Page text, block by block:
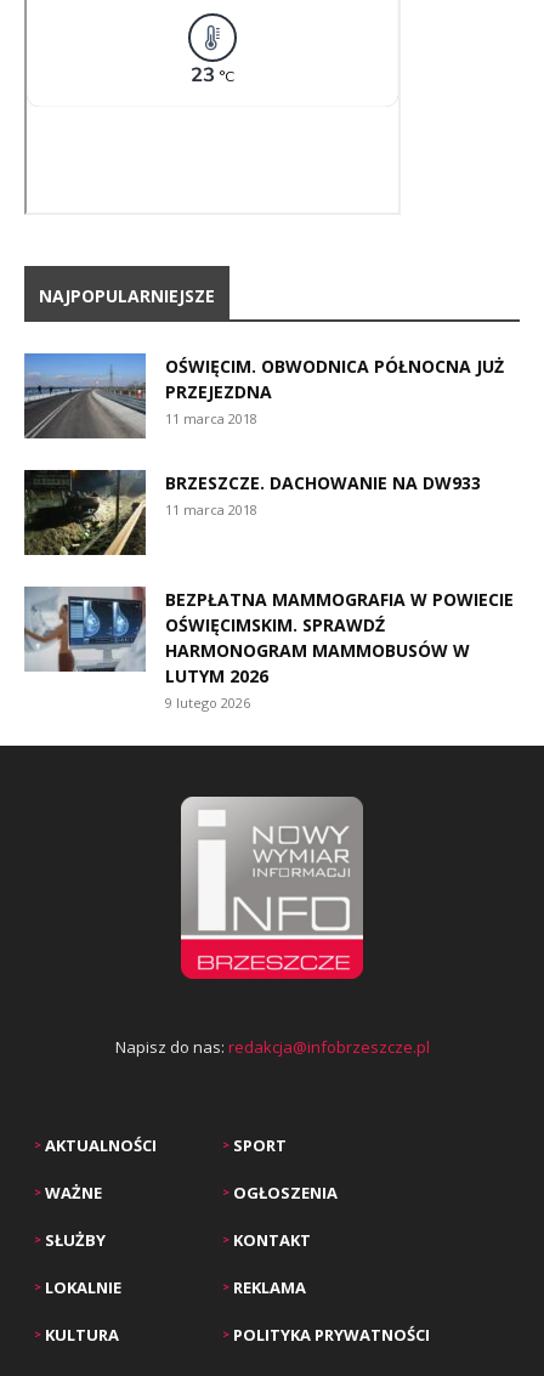
NAJPOPULARNIEJSZE
OŚWIĘCIM. OBWODNICA PÓŁNOCNA JUŻ
PRZEJEZDNA
11 marca 2018
BRZESZCZE. DACHOWANIE NA DW933
11 marca 2018
BEZPŁATNA MAMMOGRAFIA W POWIECIE
OŚWIĘCIMSKIM. SPRAWDŹ
HARMONOGRAM MAMMOBUSÓW W
LUTYM 2026
9 lutego 2026
Napisz do nas: redakcja@infobrzeszcze.pl
> AKTUALNOŚCI
> WAŻNE
> SŁUŻBY
> LOKALNIE
> KULTURA
> SPORT
> OGŁOSZENIA
> KONTAKT
> REKLAMA
> POLITYKA PRYWATNOŚCI